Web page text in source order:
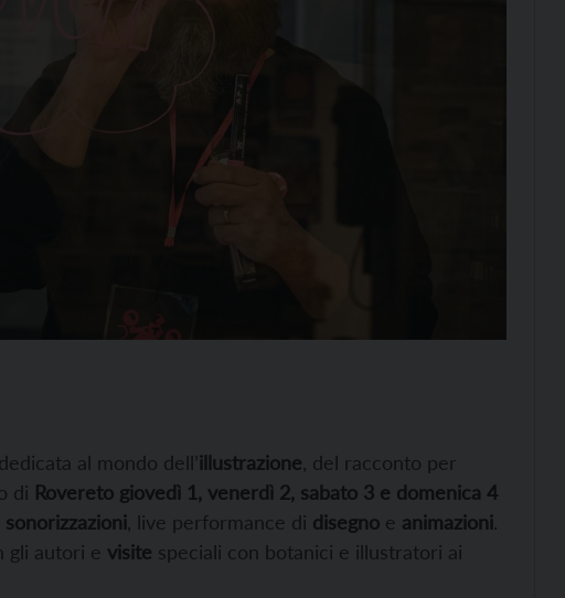
dedicata al mondo dell’illustrazione, del racconto per
di Rovereto giovedì 1, venerdì 2, sabato 3 e domenica 4
sonorizzazioni, live performance di disegno e animazioni.
gli autori e visite speciali con botanici e illustratori ai